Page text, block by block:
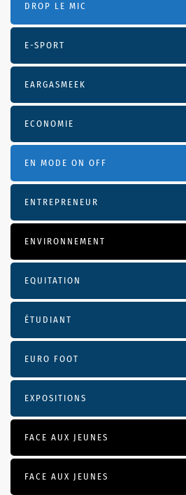
DROP LE MIC
E-SPORT
EARGASMEEK
ECONOMIE
EN MODE ON OFF
ENTREPRENEUR
ENVIRONNEMENT
EQUITATION
ÉTUDIANT
EURO FOOT
EXPOSITIONS
FACE AUX JEUNES
FACE AUX JEUNES